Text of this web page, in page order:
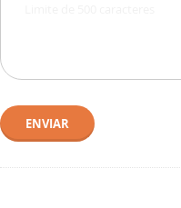
ENVIAR